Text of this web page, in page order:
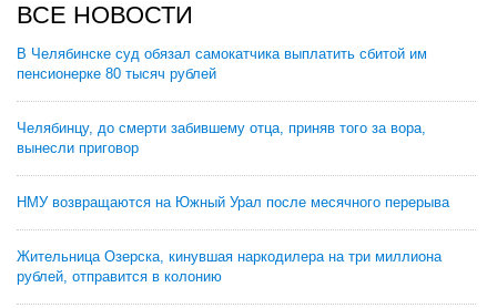
ВСЕ НОВОСТИ
В Челябинске суд обязал самокатчика выплатить сбитой им
пенсионерке 80 тысяч рублей
Челябинцу, до смерти забившему отца, приняв того за вора,
вынесли приговор
НМУ возвращаются на Южный Урал после месячного перерыва
Жительница Озерска, кинувшая наркодилера на три миллиона
рублей, отправится в колонию